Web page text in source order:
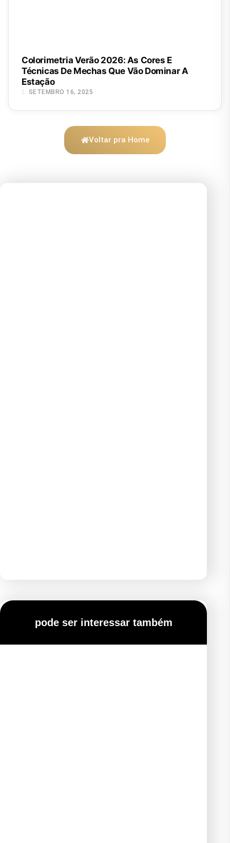
Colorimetria Verão 2026: As Cores E
Técnicas De Mechas Que Vão Dominar A
Estação
SETEMBRO 16, 2025
Voltar pra Home
pode ser interessar também